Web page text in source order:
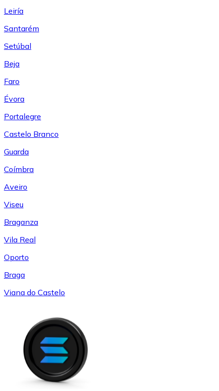
Leiría
Santarém
Setúbal
Beja
Faro
Évora
Portalegre
Castelo Branco
Guarda
Coímbra
Aveiro
Viseu
Braganza
Vila Real
Oporto
Braga
Viana do Castelo